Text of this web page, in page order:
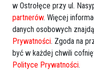
w Ostrołęce przy ul.
partnerów. Więcej
danych osobowych
Prywatności. Zgoda na
być w każdej chwili
Polityce Prywatności.